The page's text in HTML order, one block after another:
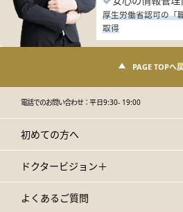
厚生労働省認可の「
取得
PAGE TOPへ
電話でのお問い合わせ：平日9:30- 19:00
初めての方へ
ドクタービジョン＋
よくあるご質問